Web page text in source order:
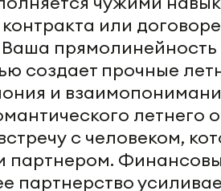
или
прямолинейность
создает прочные
и
летнего
с человеком,
партнером.
партнерство